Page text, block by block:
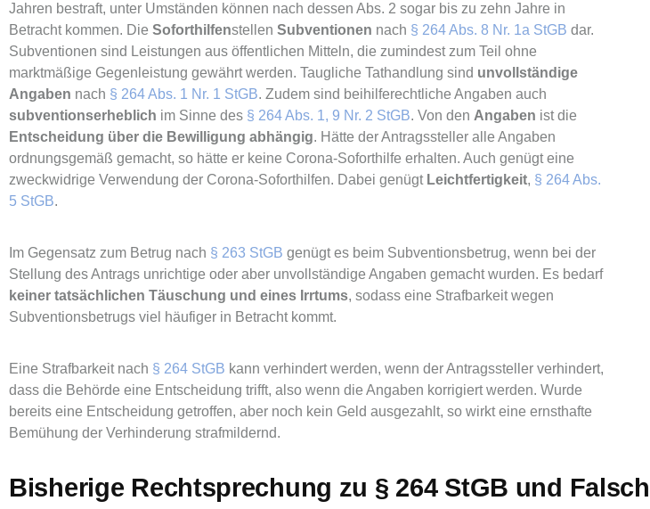
Jahren bestraft, unter Umständen können nach dessen Abs. 2 sogar bis zu zehn Jahre in
Betracht kommen. Die Soforthilfenstellen Subventionen nach § 264 Abs. 8 Nr. 1a StGB dar.
Subventionen sind Leistungen aus öffentlichen Mitteln, die zumindest zum Teil ohne
marktmäßige Gegenleistung gewährt werden. Taugliche Tathandlung sind unvollständige
Angaben nach § 264 Abs. 1 Nr. 1 StGB. Zudem sind beihilferechtliche Angaben auch
subventionserheblich im Sinne des § 264 Abs. 1, 9 Nr. 2 StGB. Von den Angaben ist die
Entscheidung über die Bewilligung abhängig. Hätte der Antragssteller alle Angaben
ordnungsgemäß gemacht, so hätte er keine Corona-Soforthilfe erhalten. Auch genügt eine
zweckwidrige Verwendung der Corona-Soforthilfen. Dabei genügt Leichtfertigkeit, § 264 Abs.
5 StGB.
Im Gegensatz zum Betrug nach § 263 StGB genügt es beim Subventionsbetrug, wenn bei der
Stellung des Antrags unrichtige oder aber unvollständige Angaben gemacht wurden. Es bedarf
keiner tatsächlichen Täuschung und eines Irrtums, sodass eine Strafbarkeit wegen
Subventionsbetrugs viel häufiger in Betracht kommt.
Eine Strafbarkeit nach § 264 StGB kann verhindert werden, wenn der Antragssteller verhindert,
dass die Behörde eine Entscheidung trifft, also wenn die Angaben korrigiert werden. Wurde
bereits eine Entscheidung getroffen, aber noch kein Geld ausgezahlt, so wirkt eine ernsthafte
Bemühung der Verhinderung strafmildernd.
Bisherige Rechtsprechung zu § 264 StGB und